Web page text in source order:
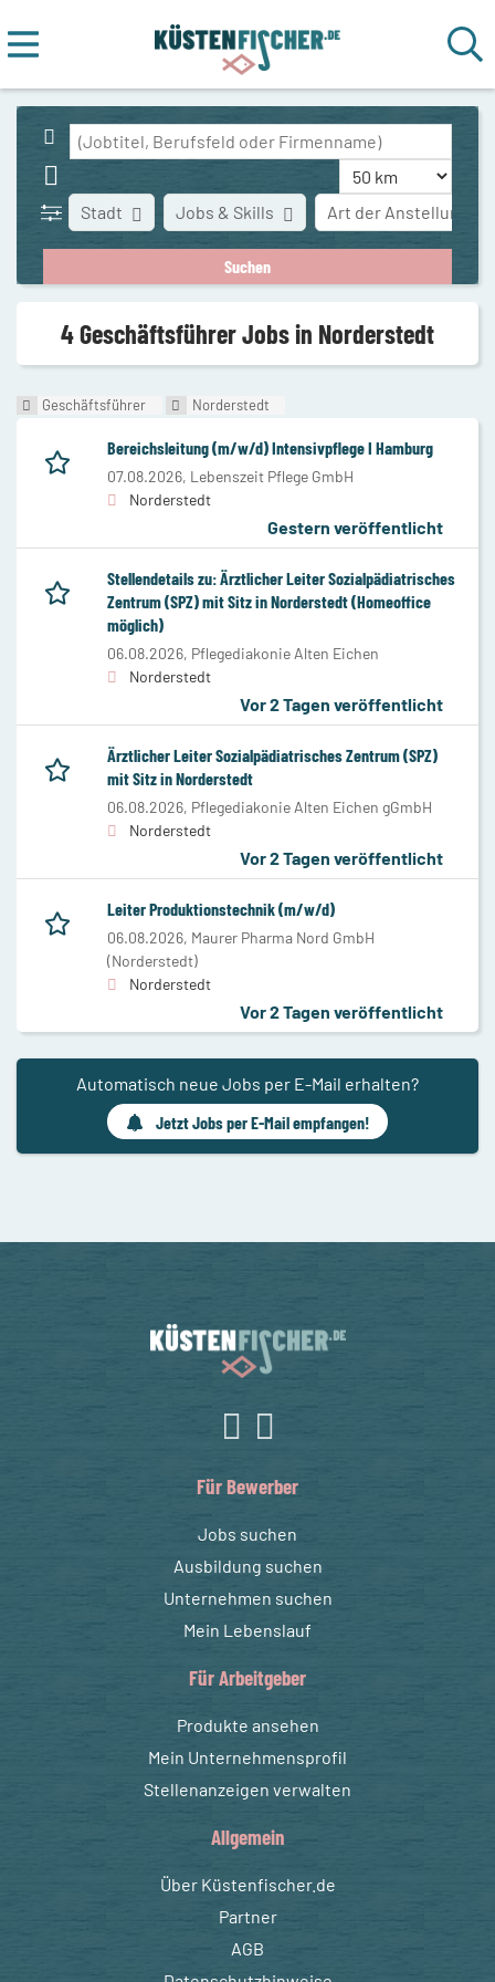
Stadt Art der Anstellung
Jobs & Skills
4 Geschäftsführer Jobs in Norderstedt
Geschäftsführer Norderstedt
Bereichsleitung (m/w/d) Intensivpflege I Hamburg
07.08.2026, Lebenszeit Pflege GmbH
Norderstedt
Gestern veröffentlicht
Stellendetails zu: Ärztlicher Leiter Sozialpädiatrisches
Zentrum (SPZ) mit Sitz in Norderstedt (Homeoffice
möglich)
06.08.2026, Pflegediakonie Alten Eichen
Norderstedt
Vor 2 Tagen veröffentlicht
Ärztlicher Leiter Sozialpädiatrisches Zentrum (SPZ)
mit Sitz in Norderstedt
06.08.2026, Pflegediakonie Alten Eichen gGmbH
Norderstedt
Vor 2 Tagen veröffentlicht
Leiter Produktionstechnik (m/w/d)
06.08.2026, Maurer Pharma Nord GmbH
(Norderstedt)
Norderstedt
Vor 2 Tagen veröffentlicht
Automatisch neue Jobs per E-Mail erhalten?
Jetzt Jobs per E-Mail empfangen!
Für Bewerber
Jobs suchen
Ausbildung suchen
Unternehmen suchen
Mein Lebenslauf
Für Arbeitgeber
Produkte ansehen
Mein Unternehmensprofil
Stellenanzeigen verwalten
Allgemein
Über Küstenfischer.de
Partner
AGB